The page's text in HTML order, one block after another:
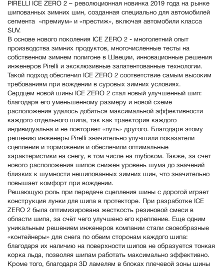
PIRELLI ICE ZERO 2 – революционная новинка 2019 года на рынке
шипованных зимних шин, созданная специально для автомобилей
сегмента «премиум» и «престиж», включая автомобили класса
SUV.
В основе нового поколения ICE ZERO 2 - многолетний опыт
производства зимних продуктов, многочисленные тесты на
собственном зимнем полигоне в Швеции, инновационные решения
инженеров Pirelli и эксклюзивные запатентованные технологии.
Такой подход обеспечил ICE ZERO 2 соответствие самым высоким
требованиям при вождении в суровых зимних условиях.
Сердцем новой шины ICE ZERO 2 стал новый улучшенный шип:
благодаря его уменьшенному размеру и новой схеме
расположения удалось добиться максимальной эффективности
каждого отдельного шипа, так как траектория каждого
индивидуальна и не повторяет «путь» другого. Благодаря этому
решению инженеры Pirelli значительно улучшили показатели
сцепления и торможения и обеспечили оптимальные
характеристики на снегу, в том числе на глубоком. Также, за счет
нового расположения шипов снижен уровень шума до значений
близких к шумности нешипованных зимних шин, что значительно
повышает комфорт при вождении.
Решающую роль при передаче сцепления шины с дорогой играет
конструкция лунки для шипа в протекторе. При разработке ICE
ZERO 2 была оптимизирована жесткость резиновой смеси в
области шипа, за счёт чего улучшено его крепление. Еще одним
уникальным решением инженеров компании стали своеобразные
«контейнеры» для снега по обеим сторонам каждого шипа:
благодаря их наличию на поверхности шипов не образуется тонкая
корка льда, позволяя шипам работать максимально эффективно.
Кроме того, благодаря 3D ламелям в блоках плечевой зоны шины